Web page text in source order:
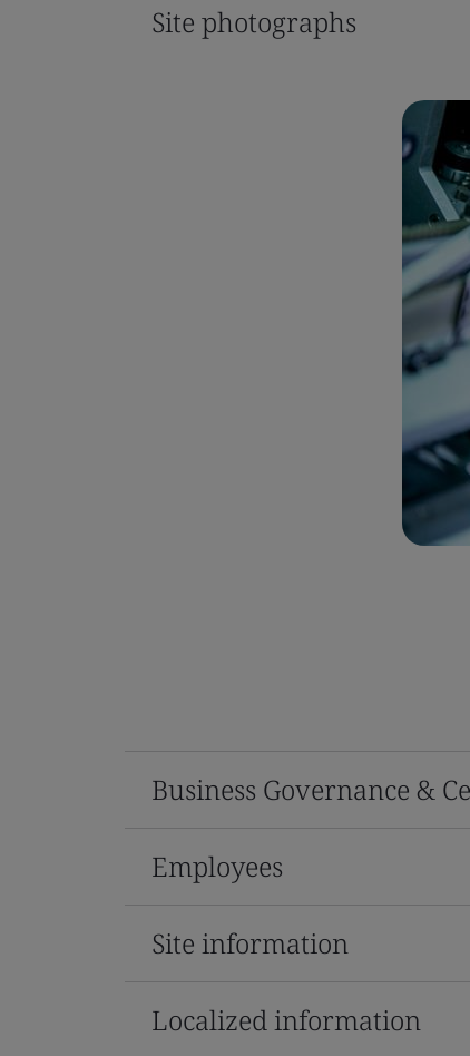
Site photographs
Business Governance &
Employees
Site information
Localized information